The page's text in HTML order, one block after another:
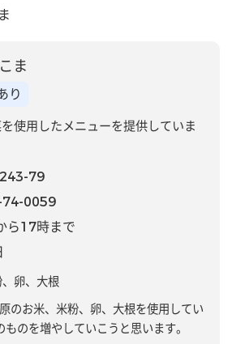
ま
り
使用したメニューを提供していま
79
0059
ら17時まで
卵、大根
のお米、米粉、卵、大根を使用してい
のを増やしていこうと思います。